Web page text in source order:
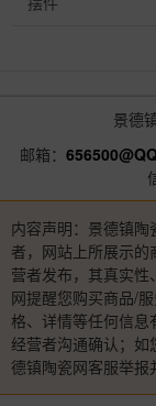
景德
邮箱：
内容声明：景德镇
者，网站上所展示
营者发布，其真实
网提醒您购买商品/
格、详情等任何信息
经营者沟通确认；
德镇陶瓷网客服举报